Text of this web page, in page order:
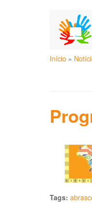
Você
Início »
Tags: